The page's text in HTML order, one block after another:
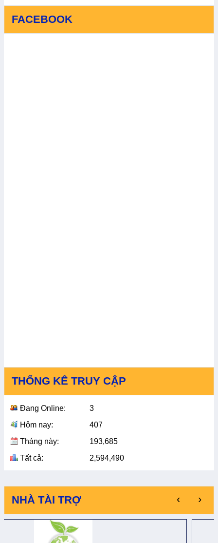
FACEBOOK
THỐNG KÊ TRUY CẬP
Đang Online:
3
Hôm nay:
407
Tháng này:
193,685
Tất cả:
2,594,490
NHÀ TÀI TRỢ ‹ ›